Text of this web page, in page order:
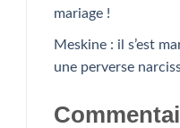
mariage !
Meskine : il s’est
une perverse